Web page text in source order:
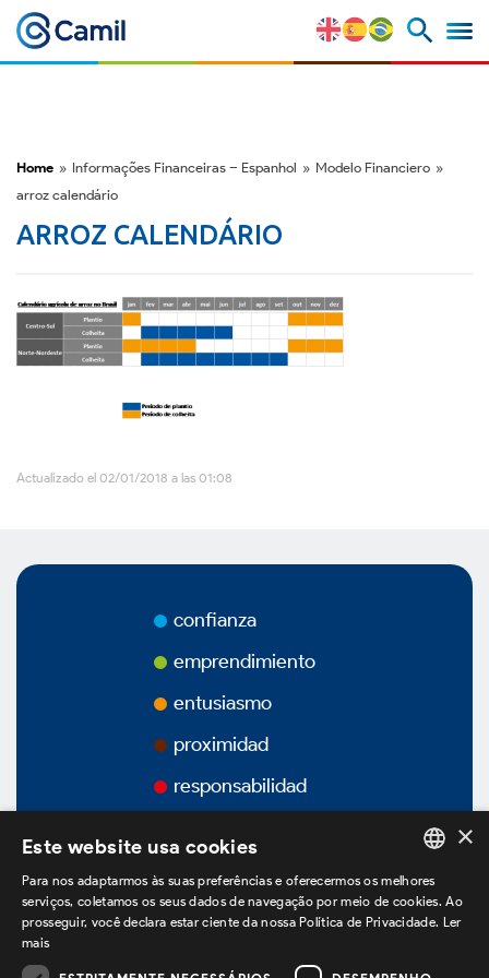
Estratégia y Ventajas
Competitivas
Factores de Riesgo
M&A y Mercado de Capitales
ESG
Premios
Podcasts
Gobierno Corporativo
Vision General
Estatuto Social
Estructura Accionaria
Home » Informações Financeiras – Espanhol » Modelo Financiero »
arroz calendário
ARROZ CALENDÁRIO
Actualizado el 02/01/2018 a las 01:08
confianza
emprendimiento
entusiasmo
proximidad
responsabilidad
PORTUGUESE
×
Este website usa cookies
Para nos adaptarmos às suas preferências e oferecermos os melhores
serviços, coletamos os seus dados de navegação por meio de cookies. Ao
prosseguir, você declara estar ciente da nossa Política de Privacidade. Ler
mais